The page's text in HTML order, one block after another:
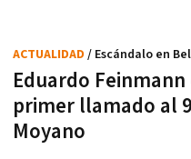
Eduardo
primer llamado al
Moyano
ACTUALIDAD / Escándalo en